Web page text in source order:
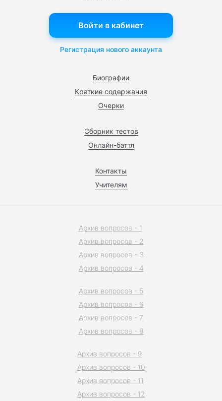
Биографии
Краткие содержания
Очерки
Сборник тестов
Онлайн-баттл
Контакты
Учителям
Войти в кабинет
Регистрация нового аккаунта
Архив вопросов - 1
Архив вопросов - 2
Архив вопросов - 3
Архив вопросов - 4
Архив вопросов - 5
Архив вопросов - 6
Архив вопросов - 7
Архив вопросов - 8
Архив вопросов - 9
Архив вопросов - 10
Архив вопросов - 11
Архив вопросов - 12